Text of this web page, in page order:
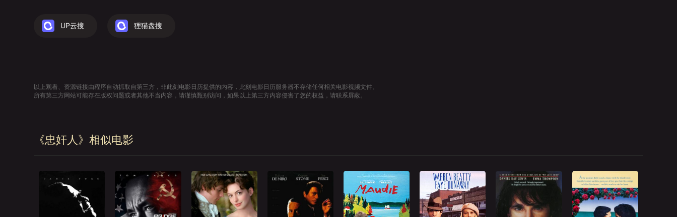
UP云搜 狸猫盘搜
以上观看、资源链接由程序自动抓取自第三方，非此刻电影日历提供的内容，此刻电影日历服务器不存储任何相关电影视频文件。
所有第三方网站可能存在版权问题或者其他不当内容，请谨慎甄别访问，如果以上第三方内容侵害了您的权益，请联系屏蔽。
《忠奸人》相似电影